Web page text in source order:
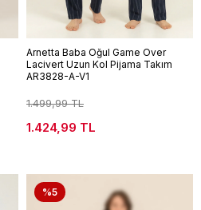
Arnetta Baba Oğul Game Over
Lacivert Uzun Kol Pijama Takım
AR3828-A-V1
1.499,99 TL
1.424,99 TL
%5